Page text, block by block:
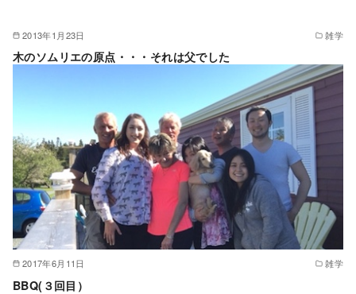
2013年1月23日 雑学
木のソムリエの原点・・・それは父でした
2017年6月11日 雑学
BBQ(３回目）